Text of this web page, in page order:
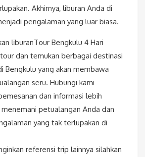
Akhirnya, liburan Anda di
pengalaman yang luar biasa.
liburanTour Bengkulu 4 Hari
dan temukan berbagai destinasi
Bengkulu yang akan membawa
seru. Hubungi kami
dan informasi lebih
petualangan Anda dan
yang tak terlupakan di
referensi trip lainnya silahkan